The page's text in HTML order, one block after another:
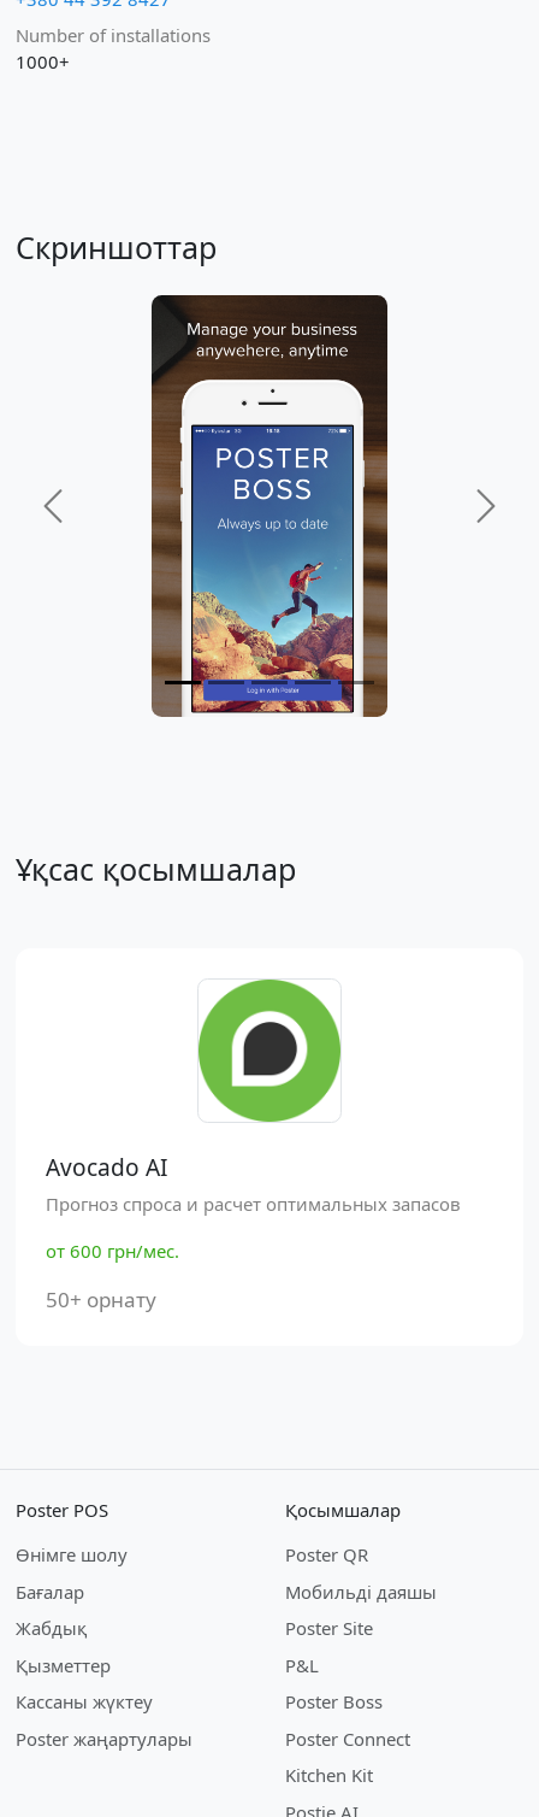
Number of installations
1000+
Скриншоттар
Previous Next
Ұқсас қосымшалар
Avocado AI
Прогноз спроса и расчет оптимальных запасов
от 600 грн/мес.
50+ орнату
Poster POS
Өнімге шолу
Бағалар
Жабдық
Қызметтер
Кассаны жүктеу
Poster жаңартулары
Қосымшалар
Poster QR
Мобильді даяшы
Poster Site
P&L
Poster Boss
Poster Connect
Kitchen Kit
Postie AI